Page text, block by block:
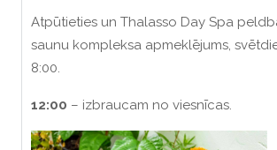
Atpūtieties un Thalasso Day Spa
saunu kompleksa apmeklējums,
8:00.
12:00 – izbraucam no viesnīcas.